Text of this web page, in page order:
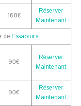
160€
Réserver
Maintenant
deEssaouira
90€
Réserver
Maintenant
90€
Réserver
Maintenant